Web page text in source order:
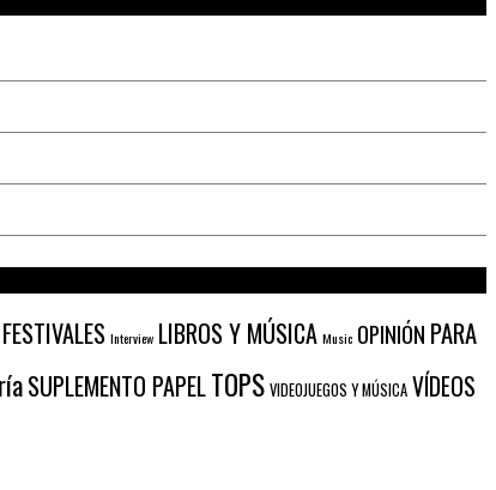
FESTIVALES Interview LIBROS Y MÚSICA Music OPINIÓN PARA
SUPLEMENTO PAPELTOPS VIDEOJUEGOS Y MÚSICA VÍDEOS